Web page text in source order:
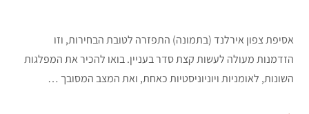
אסיפת צפון אירלנד (בתמונה) התפזרה לטובת הבחירות, וזו
הזדמנות מעולה לעשות קצת סדר בעניין. בואו להכיר את המפלגות
השונות, לאומניות ויוניוניסטיות כאחת, ואת המצב המסובך …